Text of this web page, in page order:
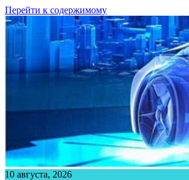
Перейти к содержимому
10 августа, 2026